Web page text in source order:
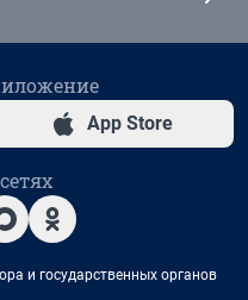
App Store
и государственных органов